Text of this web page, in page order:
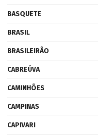
BASQUETE
BRASIL
BRASILEIRÃO
CABREÚVA
CAMINHÕES
CAMPINAS
CAPIVARI